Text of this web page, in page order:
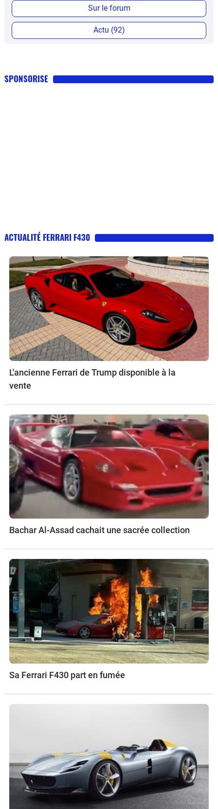
Sur le forum
Actu (92)
SPONSORISE
ACTUALITÉ FERRARI F430
L'ancienne Ferrari de Trump disponible à la
vente
Bachar Al-Assad cachait une sacrée collection
Sa Ferrari F430 part en fumée